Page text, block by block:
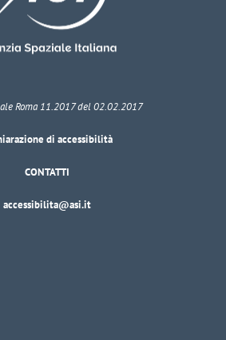
Roma 11.2017 del 02.02.2017
di accessibilità
CONTATTI
accessibilita@asi.it